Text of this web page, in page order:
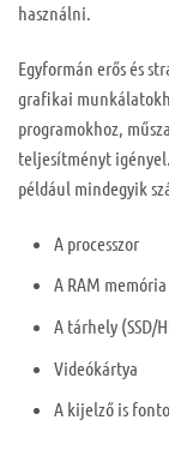
használni.
Egyformán erős és
grafikai
programokhoz,
teljesítményt
például mindegyik
A processzor
A RAM memória
A tárhely (SSD/
Videókártya
A kijelző is